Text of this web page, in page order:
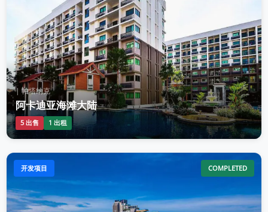
| 帕塔纳克
阿卡迪亚海滩大陆
5 出售 1 出租
开发项目 COMPLETED